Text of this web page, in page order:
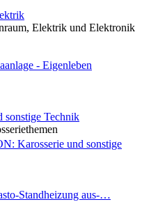
Elektrik und Elektronik
- Eigenleben
Technik
Karosserie und sonstige
Standheizung aus-…